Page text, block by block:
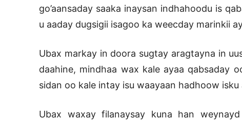
go’aansaday saaka inaysan indhahoodu is
u aaday dugsigii isagoo ka weecday marinkii
Ubax markay in doora sugtay aragtayna in
daahine, mindhaa wax kale ayaa qabsaday
sidan oo kale intay isu waayaan hadhoow isku
Ubax waxay filanaysay kuna han